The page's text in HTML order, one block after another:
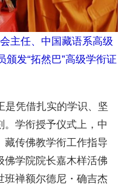
主任、中国藏语系高级
发“拓然巴”高级学衔证
凭借扎实的学识、坚
。学衔授予仪式上，中
藏传佛教学衔工作指导
佛学院院长嘉木样活佛
班禅额尔德尼・确吉杰